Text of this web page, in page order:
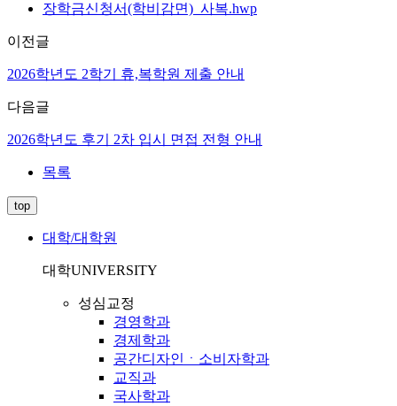
장학금신청서(학비감면)_사복.hwp
이전글
2026학년도 2학기 휴,복학원 제출 안내
다음글
2026학년도 후기 2차 입시 면접 전형 안내
목록
top
대학/대학원
대학UNIVERSITY
성심교정
경영학과
경제학과
공간디자인ㆍ소비자학과
교직과
국사학과